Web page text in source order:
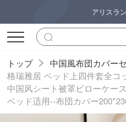
アリスラ
トップ
中国風布団カバー
格瑞雅居 ベッド上四件套全コ
中国风シート被罩ピローケー
ベッド适用--布団カバー